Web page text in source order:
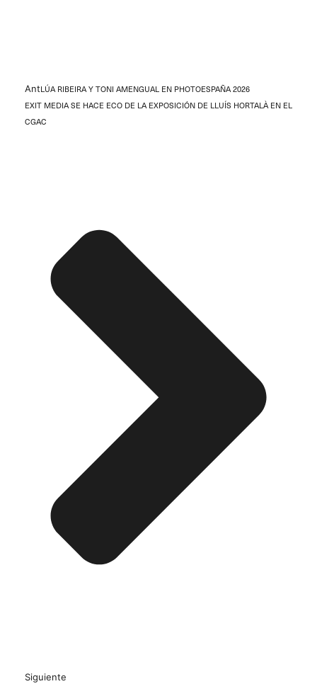
AntLÚA RIBEIRA Y TONI AMENGUAL EN PHOTOESPAÑA 2026
EXIT MEDIA SE HACE ECO DE LA EXPOSICIÓN DE LLUÍS HORTALÀ EN EL
CGAC
Siguiente